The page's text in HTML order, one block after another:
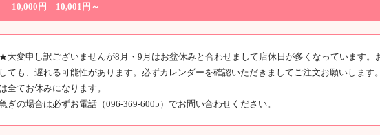
10,000円
10,001円～
変申し訳ございませんが8月・9月はお盆休みと合わせまして店休日が多くなっています。
ても、遅れる可能性があります。必ずカレンダーを確認いただきましてご注文お願いします
全てお休みになります。
ぎの場合は必ずお電話（096-369-6005）でお問い合わせください。